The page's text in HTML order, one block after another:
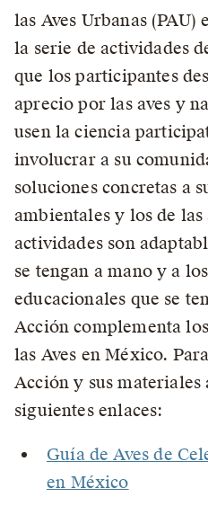
las Aves Urbanas (PAU)
la serie de actividades
que los participantes
aprecio por las aves y
usen la ciencia
involucrar a su
soluciones concretas a
ambientales y los de las
actividades son
se tengan a mano y a
educacionales que se
Acción complementa
las Aves en México.
Acción y sus materiales
siguientes enlaces:
Guía de Aves de
en México